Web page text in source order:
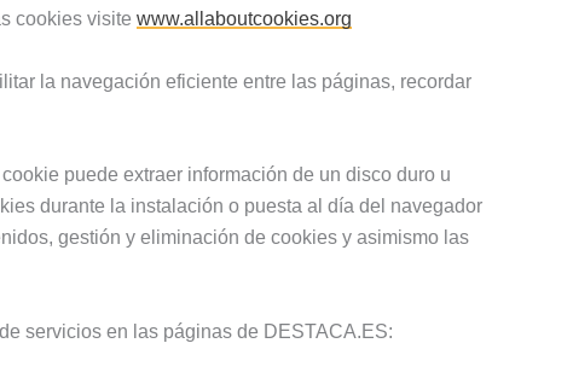
cookies visite www.allaboutcookies.org
la navegación eficiente entre las páginas, recordar
puede extraer información de un disco duro u
durante la instalación o puesta al día del navegador
gestión y eliminación de cookies y asimismo las
servicios en las páginas de DESTACA.ES: